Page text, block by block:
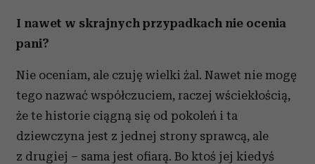
I nawet w skrajnych przypadkach nie ocenia
pani?
Nie oceniam, ale czuję wielki żal. Nawet nie mogę
tego nazwać współczuciem, raczej wściekłością,
że te historie ciągną się od pokoleń i ta
dziewczyna jest z jednej strony sprawcą, ale
z drugiej – sama jest ofiarą. Bo ktoś jej kiedyś